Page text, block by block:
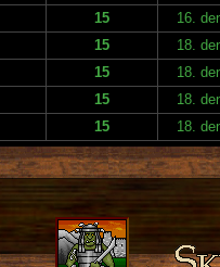
15
16.
15
18.
15
18.
15
18.
15 18.